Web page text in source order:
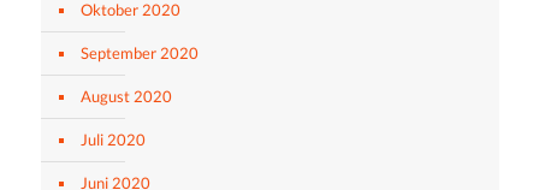
Oktober 2020
September 2020
August 2020
Juli 2020
Juni 2020